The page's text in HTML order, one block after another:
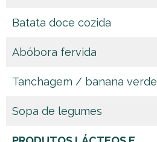
Batata doce cozida
Abóbora fervida
Tanchagem / banana verde
Sopa de legumes